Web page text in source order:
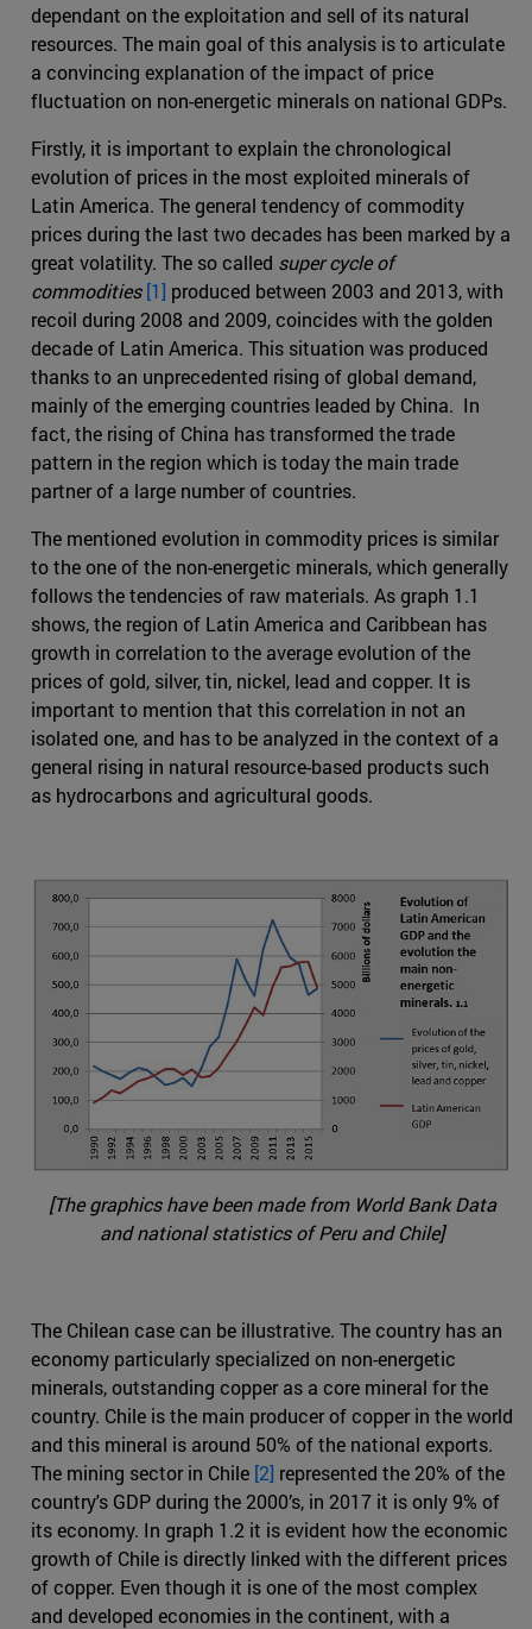
dependant on the exploitation and sell of its natural
resources. The main goal of this analysis is to articulate
a convincing explanation of the impact of price
fluctuation on non-energetic minerals on national GDPs.
Firstly, it is important to explain the chronological
evolution of prices in the most exploited minerals of
Latin America. The general tendency of commodity
prices during the last two decades has been marked by a
great volatility. The so called super cycle of
commodities [1] produced between 2003 and 2013, with
recoil during 2008 and 2009, coincides with the golden
decade of Latin America. This situation was produced
thanks to an unprecedented rising of global demand,
mainly of the emerging countries leaded by China. In
fact, the rising of China has transformed the trade
pattern in the region which is today the main trade
partner of a large number of countries.
The mentioned evolution in commodity prices is similar
to the one of the non-energetic minerals, which generally
follows the tendencies of raw materials. As graph 1.1
shows, the region of Latin America and Caribbean has
growth in correlation to the average evolution of the
prices of gold, silver, tin, nickel, lead and copper. It is
important to mention that this correlation in not an
isolated one, and has to be analyzed in the context of a
general rising in natural resource-based products such
as hydrocarbons and agricultural goods.
[The graphics have been made from World Bank Data
and national statistics of Peru and Chile]
The Chilean case can be illustrative. The country has an
economy particularly specialized on non-energetic
minerals, outstanding copper as a core mineral for the
country. Chile is the main producer of copper in the world
and this mineral is around 50% of the national exports.
The mining sector in Chile [2] represented the 20% of the
country's GDP during the 2000’s, in 2017 it is only 9% of
its economy. In graph 1.2 it is evident how the economic
growth of Chile is directly linked with the different prices
of copper. Even though it is one of the most complex
and developed economies in the continent, with a